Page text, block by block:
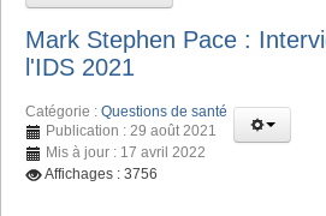
Mark Stephen Pace :
l'IDS 2021
Catégorie : Questions de santé
Publication : 29 août 2021
Mis à jour : 17 avril 2022
Affichages : 3756